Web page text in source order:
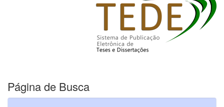
Página de Busca